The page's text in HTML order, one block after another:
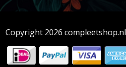
Copyright 2026 compleetshop.nl